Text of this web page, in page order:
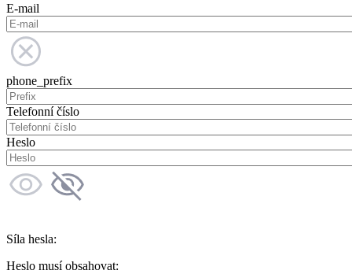
E-mail
phone_prefix
Telefonní číslo
Heslo
Síla hesla:
Heslo musí obsahovat: